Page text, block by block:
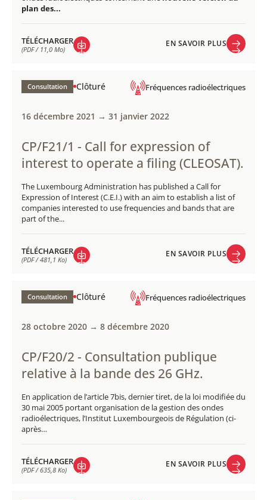
plan des...
TÉLÉCHARGER
(PDF / 11,0 Mo)
(PDF / 11,0 Mo)
EN SAVOIR PLUS
Consultation Clôturé Fréquences radioélectriques
16 décembre 2021 → 31 janvier 2022
CP/F21/1 - Call for expression of
interest to operate a filing (CLEOSAT).​
The Luxembourg Administration has published a Call for
Expression of Interest (C.E.I.) with an aim to establish a list of
companies interested to use frequencies and bands that are
part of the...
TÉLÉCHARGER
(PDF / 481,1 Ko)
(PDF / 481,1 Ko)
EN SAVOIR PLUS
Consultation Clôturé Fréquences radioélectriques
28 octobre 2020 → 8 décembre 2020
CP/F20/2 - Consultation publique
relative à la bande des 26 GHz.
En application de l’article 7bis, dernier tiret, de la loi modifiée du
30 mai 2005 portant organisation de la gestion des ondes
radioélectriques, l’Institut Luxembourgeois de Régulation (ci-
après…
TÉLÉCHARGER
(PDF / 635,8 Ko)
EN SAVOIR PLUS